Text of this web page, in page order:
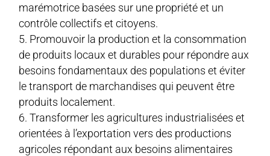
marémotrice basées sur une propriété et un
contrôle collectifs et citoyens.
Promouvoir la production et la consommation
de produits locaux et durables pour répondre aux
besoins fondamentaux des populations et éviter
le transport de marchandises qui peuvent être
produits localement.
Transformer les agricultures industrialisées et
orientées à l’exportation vers des productions
agricoles répondant aux besoins alimentaires